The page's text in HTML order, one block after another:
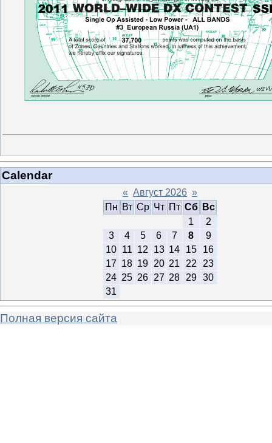
Calendar
« Август 2026 »
Пн Вт Ср Чт Пт Сб Вс
1
2
3
4 5 6 7 8
9
10 11 12 13 14 15
16
17 18 19 20 21 22
23
24 25 26 27 28 29
30
31
Полная версия сайта